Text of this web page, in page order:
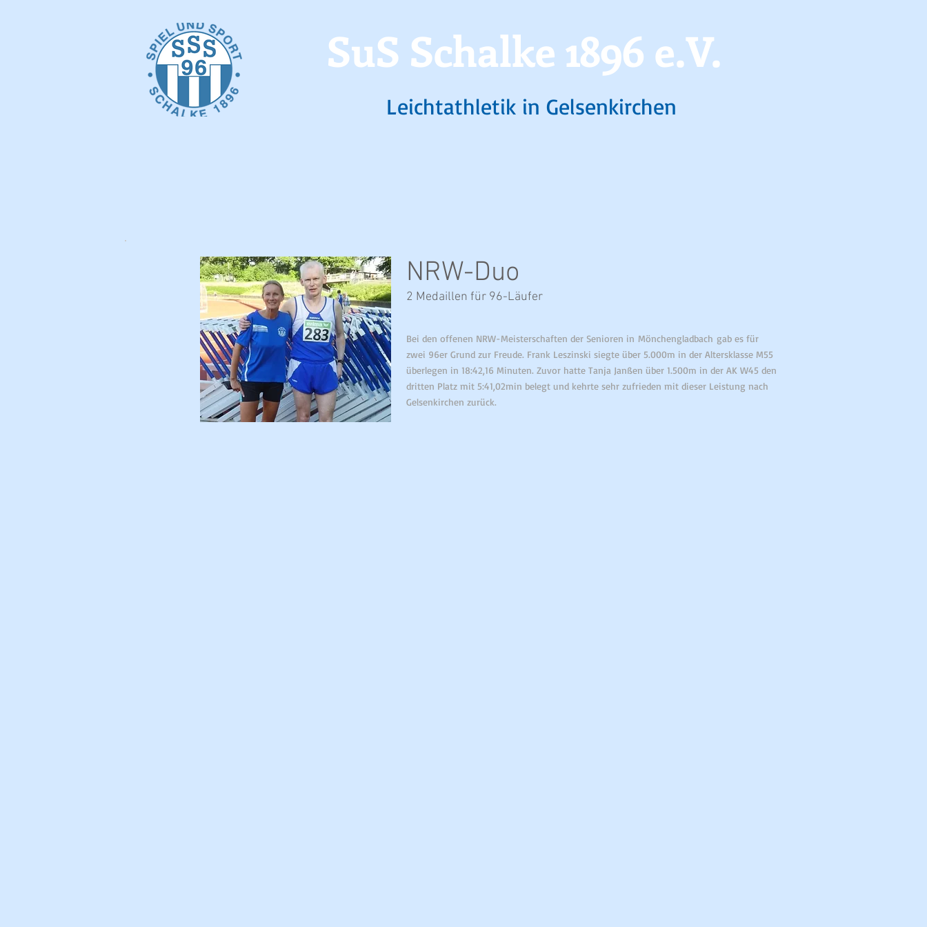
NRW-Duo
2 Medaillen für 96-Läufer
Bei den offenen NRW-Meisterschaften der Senioren in Mönchengladbach gab es für
zwei 96er Grund zur Freude. Frank Leszinski siegte über 5.000m in der Altersklasse M55
überlegen in 18:42,16 Minuten. Zuvor hatte Tanja Janßen über 1.500m in der AK W45 den
dritten Platz mit 5:41,02min belegt und kehrte sehr zufrieden mit dieser Leistung nach
Gelsenkirchen zurück.
SuS Schalke 1896 e.V.
Leichtathletik in Gelsenkirchen